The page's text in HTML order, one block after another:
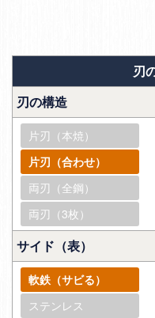
刃
刃の構造
片刃（本焼）
片刃（合わせ）
両刃（全鋼）
両刃（3枚）
サイド（表）
軟鉄（サビる）
ステンレス